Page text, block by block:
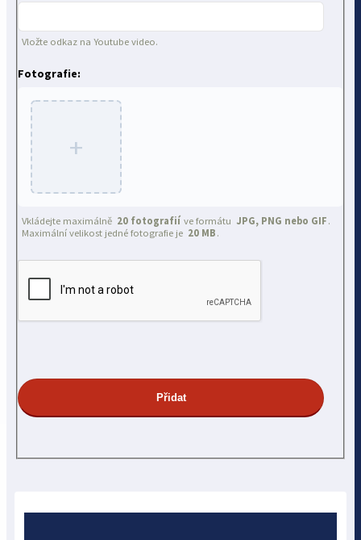
Vložte odkaz na Youtube video.
Fotografie:
+
Vkládejte maximálně 20 fotografií ve formátu JPG, PNG nebo GIF .
Maximální velikost jedné fotografie je 20 MB .